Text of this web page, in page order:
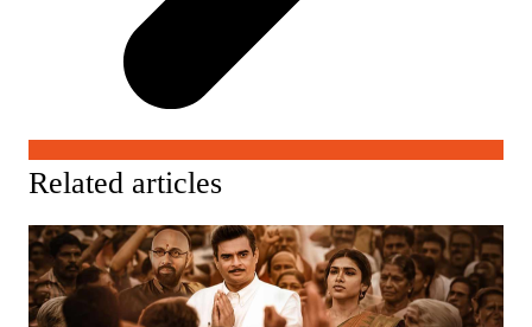
Related articles